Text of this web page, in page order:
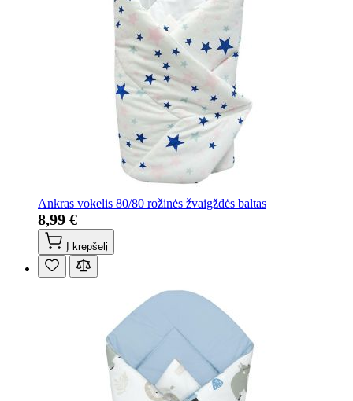
Ankras vokelis 80/80 rožinės žvaigždės baltas
8,99 €
Į krepšelį